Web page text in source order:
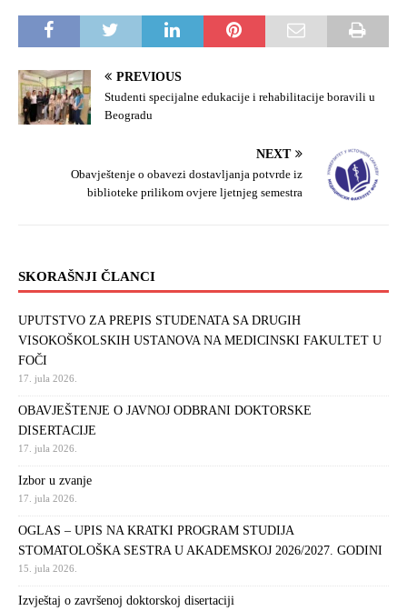
PREVIOUS
Studenti specijalne edukacije i rehabilitacije boravili u
Beogradu
NEXT
Obavještenje o obavezi dostavljanja potvrde iz
biblioteke prilikom ovjere ljetnjeg semestra
SKORAŠNJI ČLANCI
UPUTSTVO ZA PREPIS STUDENATA SA DRUGIH
VISOKOŠKOLSKIH USTANOVA NA MEDICINSKI FAKULTET U
FOČI
17. jula 2026.
OBAVJEŠTENJE O JAVNOJ ODBRANI DOKTORSKE
DISERTACIJE
17. jula 2026.
Izbor u zvanje
17. jula 2026.
OGLAS – UPIS NA KRATKI PROGRAM STUDIJA
STOMATOLOŠKA SESTRA U AKADEMSKOJ 2026/2027. GODINI
15. jula 2026.
Izvještaj o završenoj doktorskoj disertaciji